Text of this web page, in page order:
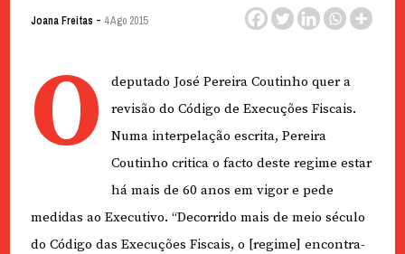
Joana Freitas - 4 Ago 2015
O
deputado José Pereira Coutinho quer a
revisão do Código de Execuções Fiscais.
Numa interpelação escrita, Pereira
Coutinho critica o facto deste regime estar
há mais de 60 anos em vigor e pede
medidas ao Executivo. “Decorrido mais de meio século
do Código das Execuções Fiscais, o [regime] encontra-